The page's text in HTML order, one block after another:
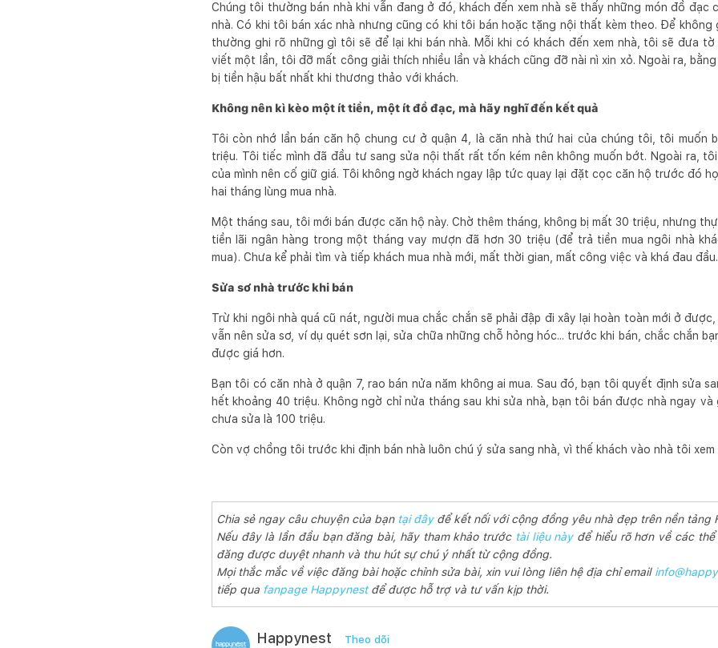
Chúng tôi thường bán nhà khi vẫn đang ở đó, khách đến xem nhà sẽ thấy những món đồ đạc
nhà. Có khi tôi bán xác nhà nhưng cũng có khi tôi bán hoặc tặng nội thất kèm theo. Để không
thường ghi rõ những gì tôi sẽ để lại khi bán nhà. Mỗi khi có khách đến xem nhà, tôi sẽ đưa
viết một lần, tôi đỡ mất công giải thích nhiều lần và khách cũng đỡ nài nì xin xỏ. Ngoài ra,
bị tiền hậu bất nhất khi thương thảo với khách.
Không nên kì kèo một ít tiền, một ít đồ đạc, mà hãy nghĩ đến kết quả
Tôi còn nhớ lần bán căn hộ chung cư ở quận 4, là căn nhà thứ hai của chúng tôi, tôi muốn
triệu. Tôi tiếc mình đã đầu tư sang sửa nội thất rất tốn kém nên không muốn bớt. Ngoài ra,
của mình nên cố giữ giá. Tôi không ngờ khách ngay lập tức quay lại đặt cọc căn hộ trước đó
hai tháng lùng mua nhà.
Một tháng sau, tôi mới bán được căn hộ này. Chờ thêm tháng, không bị mất 30 triệu, nhưng
tiền lãi ngân hàng trong một tháng vay mượn đã hơn 30 triệu (để trả tiền mua ngôi nhà
mua). Chưa kể phải tìm và tiếp khách mua nhà mới, mất thời gian, mất công việc và khá đau đầu.
Sửa sơ nhà trước khi bán
Trừ khi ngôi nhà quá cũ nát, người mua chắc chắn sẽ phải đập đi xây lại hoàn toàn mới ở
vẫn nên sửa sơ, ví dụ quét sơn lại, sửa chữa những chỗ hỏng hóc... trước khi bán, chắc chắn
được giá hơn.
Bạn tôi có căn nhà ở quận 7, rao bán nửa năm không ai mua. Sau đó, bạn tôi quyết định sửa
hết khoảng 40 triệu. Không ngờ chỉ nửa tháng sau khi sửa nhà, bạn tôi bán được nhà ngay
chưa sửa là 100 triệu.
Còn vợ chồng tôi trước khi định bán nhà luôn chú ý sửa sang nhà, vì thế khách vào nhà tôi
Chia sẻ ngay câu chuyện của bạn tại đâyđể kết nối với cộng đồng yêu nhà đẹp trên nền tảng
Nếu đây là lần đầu bạn đăng bài, hãy tham khảo trướctài liệu này để hiểu rõ hơn về các
đăng được duyệt nhanh và thu hút sự chú ý nhất từ cộng đồng.
Mọi thắc mắc về việc đăng bài hoặc chỉnh sửa bài, xin vui lòng liên hệ địa chỉ email
tiếp qua fanpage Happynestđể được hỗ trợ và tư vấn kịp thời.
Happynest Theo dõi